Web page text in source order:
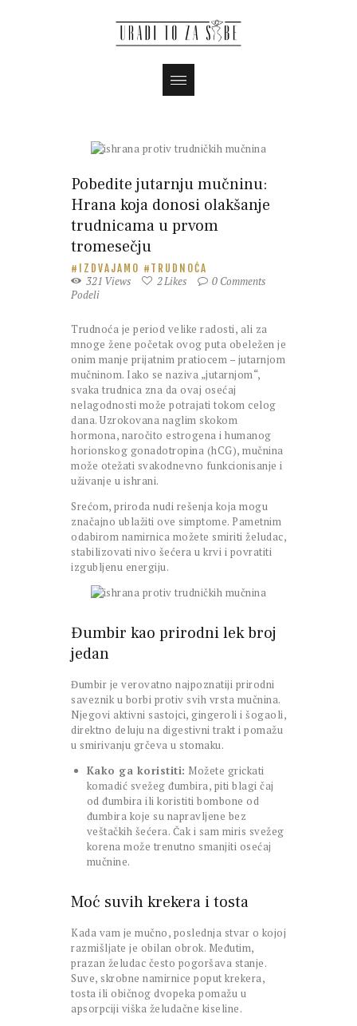
Pobedite jutarnju mučninu:
Hrana koja donosi olakšanje
trudnicama u prvom
tromesečju
IZDVAJAMO TRUDNOĆA
321 Views 2Likes 0 Comments
Podeli
Trudnoća je period velike radosti, ali za
mnoge žene početak ovog puta obeležen je
onim manje prijatnim pratiocem – jutarnjom
mučninom. Iako se naziva „jutarnjom“,
svaka trudnica zna da ovaj osećaj
nelagodnosti može potrajati tokom celog
dana. Uzrokovana naglim skokom
hormona, naročito estrogena i humanog
horionskog gonadotropina (hCG), mučnina
može otežati svakodnevno funkcionisanje i
uživanje u ishrani.
Srećom, priroda nudi rešenja koja mogu
značajno ublažiti ove simptome. Pametnim
odabirom namirnica možete smiriti želudac,
stabilizovati nivo šećera u krvi i povratiti
izgubljenu energiju.
Đumbir kao prirodni lek broj
jedan
Đumbir je verovatno najpoznatiji prirodni
saveznik u borbi protiv svih vrsta mučnina.
Njegovi aktivni sastojci, gingeroli i šogaoli,
direktno deluju na digestivni trakt i pomažu
u smirivanju grčeva u stomaku.
Kako ga koristiti: Možete grickati
komadić svežeg đumbira, piti blagi čaj
od đumbira ili koristiti bombone od
đumbira koje su napravljene bez
veštačkih šećera. Čak i sam miris svežeg
korena može trenutno smanjiti osećaj
mučnine.
Moć suvih krekera i tosta
Kada vam je mučno, poslednja stvar o kojoj
razmišljate je obilan obrok. Međutim,
prazan želudac često pogoršava stanje.
Suve, skrobne namirnice poput krekera,
tosta ili običnog dvopeka pomažu u
apsorpciji viška želudačne kiseline.